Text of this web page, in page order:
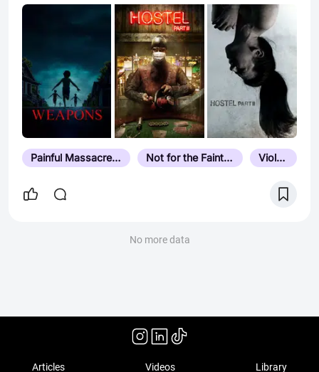
Painful Massacre and Execution Scene Not for the Faint Hearted Violence
No more data
Articles Videos Library